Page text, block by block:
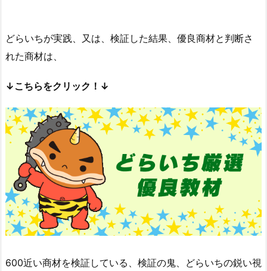
どらいちが実践、又は、検証した結果、優良商材と判断さ
れた商材は、
↓こちらをクリック！↓
600近い商材を検証している、検証の鬼、どらいちの鋭い視